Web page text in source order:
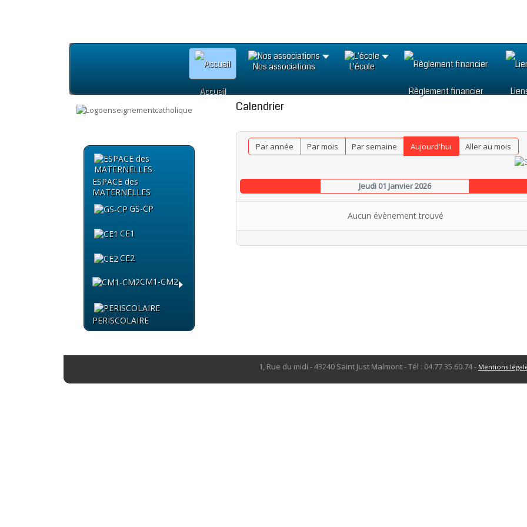
Accueil
Nos associations L'école
Règlement financier
ESPACE des
MATERNELLES
GS-CP
CE1
CE2
CM1-CM2
PERISCOLAIRE
Calendrier
Par année Par mois Par semaine Aujourd'hui Aller au mois
Jeudi 01 Janvier 2026
Aucun évènement trouvé
1, Rue du midi - 43240 Saint Just Malmont - Tél : 04.77.35.60.74 - Mentions